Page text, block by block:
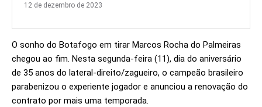
12 de dezembro de 2023
O sonho do Botafogo em tirar Marcos Rocha do Palmeiras
chegou ao fim. Nesta segunda-feira (11), dia do aniversário
de 35 anos do lateral-direito/zagueiro, o campeão brasileiro
parabenizou o experiente jogador e anunciou a renovação do
contrato por mais uma temporada.